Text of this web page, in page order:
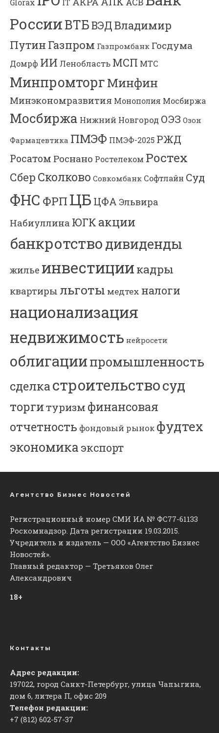
Glorax IT
РоссииВТБВЭДВладимир
Путин Газпром Газпромбанк Госдума
Домрф ИИ Ленобласть МСП МТС
МинпромторгМинфин
Минэкономразвития Монополия Мосбиржа
Мосбиржа Нижний Новгород ОЭЗ Озон
Фармацевтика ПМЭФ ПМЭФ-2025 РЖД
Росатом Роснано Ростелеком Ростех
Сбер Сколково Совкомбанк Софтлайн Суд
ФНС ФРП ЦБ ЦФА Эльвира
Набиуллина ЮГК акции
банкротство дивиденды
жилье инвестиции кадры
квартиры льготы медтех налоги
национализация
недвижимость нейросети
облигациипромышленность
сделкастроительствосуд
торгитуризм финансовая
отчетность фондовый рынок фудтех
экономика экспорт
Агентство Бизнес Новостей
Регистрационный номер СМИ ИА № ФС77-61133
Роскомнадзор. Дата регистрации 19.03.2015.
Учредитель и издатель — ООО «Агентство Бизнес
Новостей».
Главный редактор — Третьяков Олег
Александрович
18+
Контакты
Адрес редакции:
197022, город Санкт-Петербург, улица Чапыгина,
дом 6, литера П, офис 209
Телефон редакции:
+7 (812) 602-57-37